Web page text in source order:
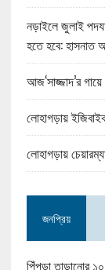
নড়াইলে জুলাই
হতে হবে: হাসনাত
আজ‘সাজ্জাদ’র
লোহাগড়ায়
লোহাগড়ায়
জনপ্রিয়
পিঁপড়া তাড়ানোর